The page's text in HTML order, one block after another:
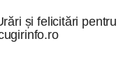
și felicitări pentru